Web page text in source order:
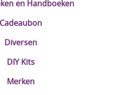
en Handboeken
Cadeaubon
Diversen
DIY Kits
Merken